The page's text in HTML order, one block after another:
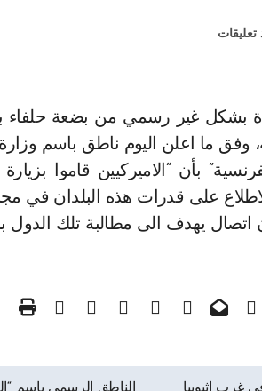
تعليقات
وفق ما اعلن اليوم ناطق باسم وزارة
بأن “الاميركيين قاموا
للاطلاع على قدرات هذه البلدان في
يهدف الى مطالبة تلك الدول